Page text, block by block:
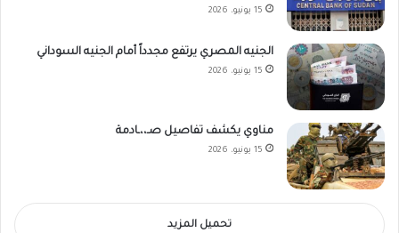
15 يونيو، 2026
الجنيه المصري يرتفع مجدداً أمام الجنيه السوداني
15 يونيو، 2026
مناوي يكشف تفاصيل صـ،،ـادمة
15 يونيو، 2026
تحميل المزيد